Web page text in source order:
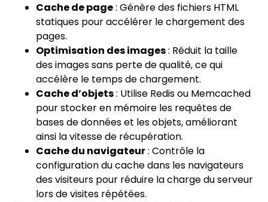
Cache de page: Génère des fichiers HTML
statiques pour accélérer le chargement des
pages.
Optimisation des images: Réduit la taille
des images sans perte de qualité, ce qui
accélère le temps de chargement.
Cache d’objets: Utilise Redis ou Memcached
pour stocker en mémoire les requêtes de
bases de données et les objets, améliorant
ainsi la vitesse de récupération.
Cache du navigateur: Contrôle la
configuration du cache dans les navigateurs
des visiteurs pour réduire la charge du serveur
lors de visites répétées.